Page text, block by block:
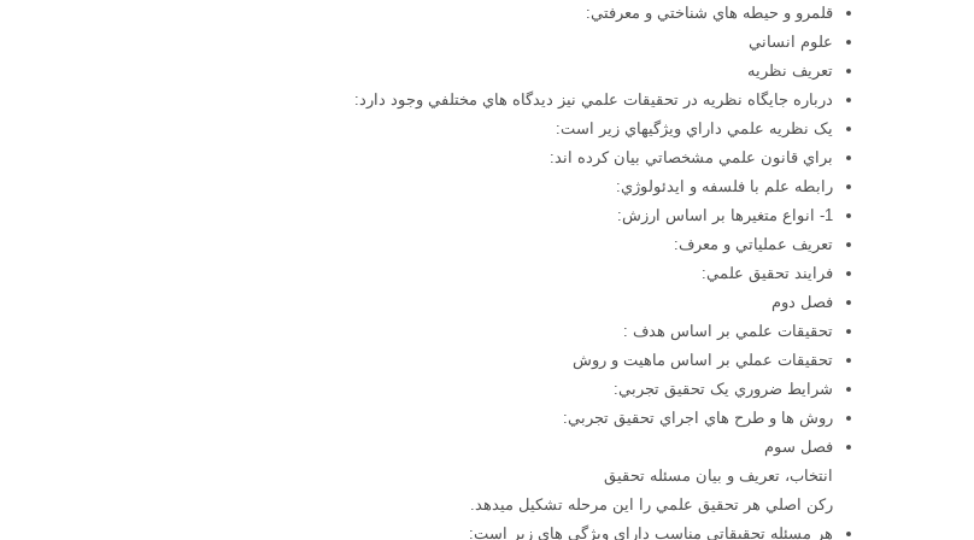
قلمرو و حيطه هاي شناختي و معرفتي:
علوم انساني
تعريف نظريه
درباره جايگاه نظريه در تحقيقات علمي نيز ديدگاه هاي مختلفي وجود دارد:
يک نظريه علمي داراي ويژگيهاي زير است:
براي قانون علمي مشخصاتي بيان کرده اند:
رابطه علم با فلسفه و ايدئولوژي:
1- انواع متغيرها بر اساس ارزش:
تعريف عملياتي و معرف:
فرايند تحقيق علمي:
فصل دوم
تحقيقات علمي بر اساس هدف :
تحقيقات عملي بر اساس ماهيت و روش
شرايط ضروري يک تحقيق تجربي:
روش ها و طرح هاي اجراي تحقيق تجربي:
فصل سوم
انتخاب، تعريف و بيان مسئله تحقيق
رکن اصلي هر تحقيق علمي را اين مرحله تشکيل ميدهد.
هر مسئله تحقيقاتي مناسب داراي ويژگي هاي زير است: